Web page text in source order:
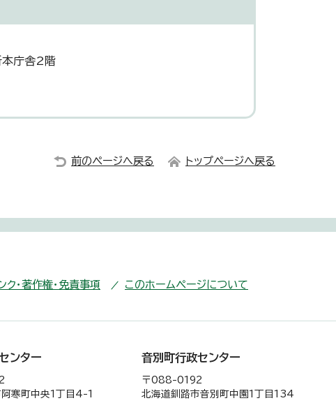
庁舎2階
前のページへ戻る トップページへ戻る
ク・著作権・免責事項 このホームページについて
ンター
寒町中央1丁目4-1
音別町行政センター
〒088-0192
北海道釧路市音別町中園1丁目134